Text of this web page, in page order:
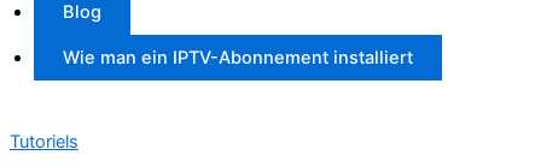
Blog
Wie man ein IPTV-Abonnement installiert
Tutoriels